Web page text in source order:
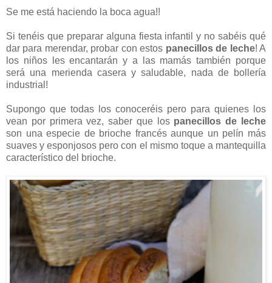
Se me está haciendo la boca agua!!
Si tenéis que preparar alguna fiesta infantil y no sabéis qué
dar para merendar, probar con estos panecillos de leche! A
los niños les encantarán y a las mamás también porque
será una merienda casera y saludable, nada de bollería
industrial!
Supongo que todas los conoceréis pero para quienes los
vean por primera vez, saber que los panecillos de leche
son una especie de brioche francés aunque un pelín más
suaves y esponjosos pero con el mismo toque a mantequilla
característico del brioche.